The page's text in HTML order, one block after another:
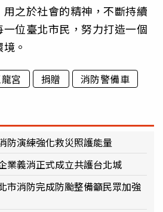
之於社會的精神，不斷持續
位臺北市民，努力打造一個
。
宮 捐贈 消防警備車
演練強化救災照護能量
業義消正式成立共護台北城
消防完成防颱整備籲民眾加強